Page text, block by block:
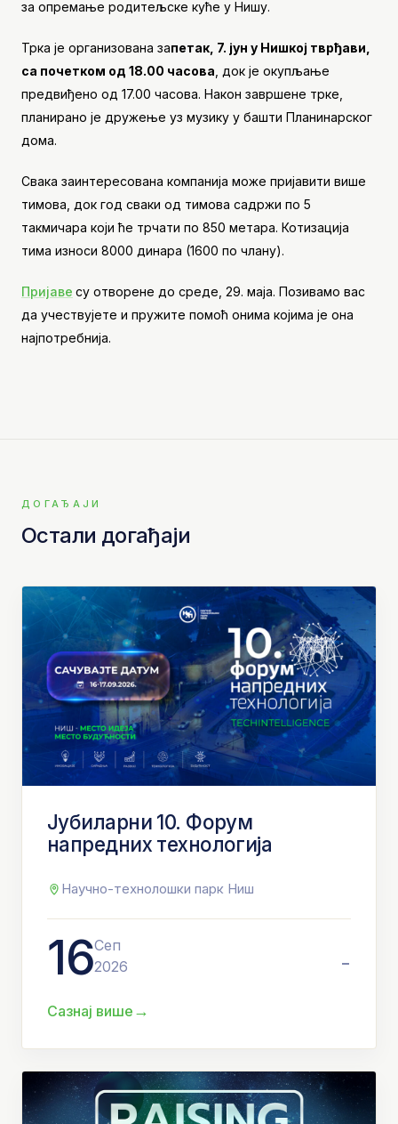
за опремање родитељске куће у Нишу.
Трка је организована запетак, 7. јун у Нишкој тврђави,
са почетком од 18.00 часова , док је окупљање
предвиђено од 17.00 часова. Након завршене трке,
планирано је дружење уз музику у башти Планинарског
дома.
Свака заинтересована компанија може пријавити више
тимова, док год сваки од тимова садржи по 5
такмичара који ће трчати по 850 метара. Котизација
тима износи 8000 динара (1600 по члану).
Пријаве су отворене до среде, 29. маја. Позивамо вас
да учествујете и пружите помоћ онима којима је она
најпотребнија.
ДОГАЂАЈИ
Остали догађаји
Јубиларни 10. Форум
напредних технологија
Научно-технолошки парк Ниш
16Сеп
2026
-
Сазнај више →